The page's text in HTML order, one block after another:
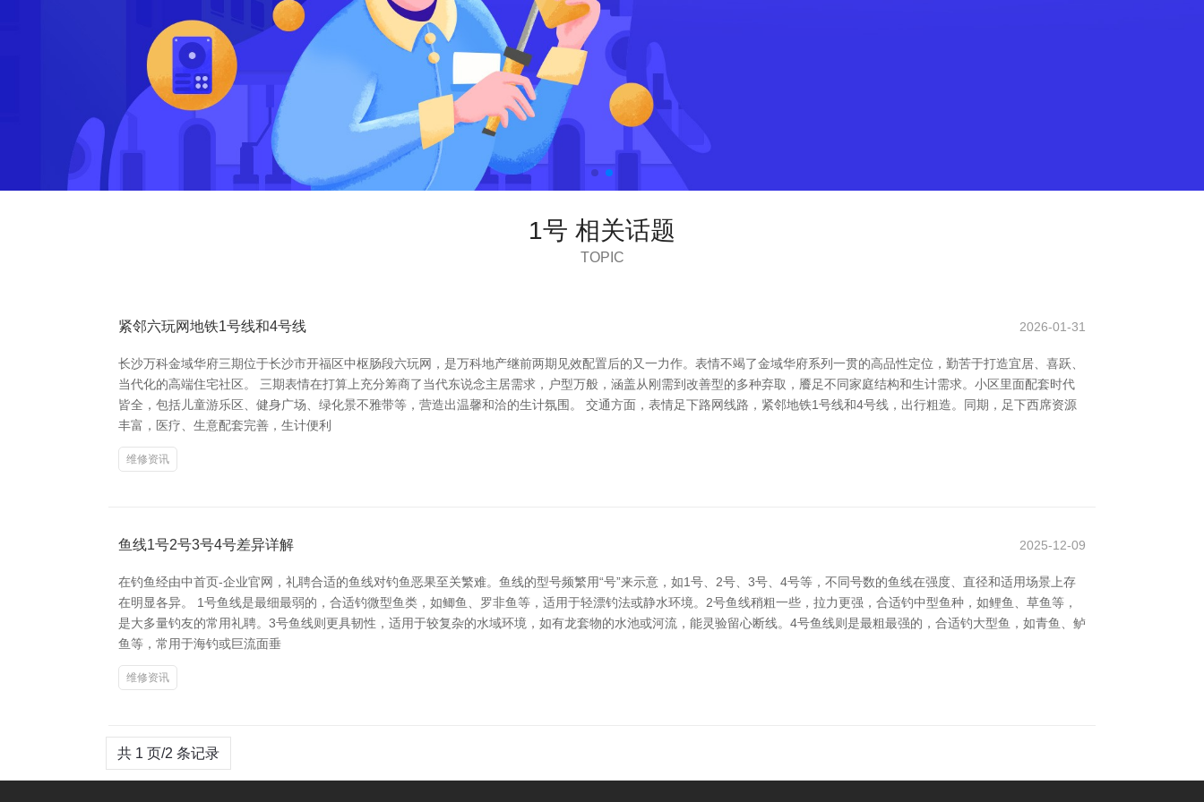
1号 相关话题
TOPIC
紧邻六玩网地铁1号线和4号线 2026-01-31
长沙万科金域华府三期位于长沙市开福区中枢肠段六玩网，是万科地产继前两期见效配置后的又一力作。表情不竭了金域华府系列一贯的高品性定位，勤苦于打造宜居、喜跃、
当代化的高端住宅社区。 三期表情在打算上充分筹商了当代东说念主居需求，户型万般，涵盖从刚需到改善型的多种弃取，餍足不同家庭结构和生计需求。小区里面配套时代
皆全，包括儿童游乐区、健身广场、绿化景不雅带等，营造出温馨和洽的生计氛围。 交通方面，表情足下路网线路，紧邻地铁1号线和4号线，出行粗造。同期，足下西席资源
丰富，医疗、生意配套完善，生计便利
维修资讯
鱼线1号2号3号4号差异详解 2025-12-09
在钓鱼经由中首页-企业官网，礼聘合适的鱼线对钓鱼恶果至关繁难。鱼线的型号频繁用“号”来示意，如1号、2号、3号、4号等，不同号数的鱼线在强度、直径和适用场景上存
在明显各异。 1号鱼线是最细最弱的，合适钓微型鱼类，如鲫鱼、罗非鱼等，适用于轻漂钓法或静水环境。2号鱼线稍粗一些，拉力更强，合适钓中型鱼种，如鲤鱼、草鱼等，
是大多量钓友的常用礼聘。3号鱼线则更具韧性，适用于较复杂的水域环境，如有龙套物的水池或河流，能灵验留心断线。4号鱼线则是最粗最强的，合适钓大型鱼，如青鱼、鲈
鱼等，常用于海钓或巨流面垂
维修资讯
共 1 页/2 条记录